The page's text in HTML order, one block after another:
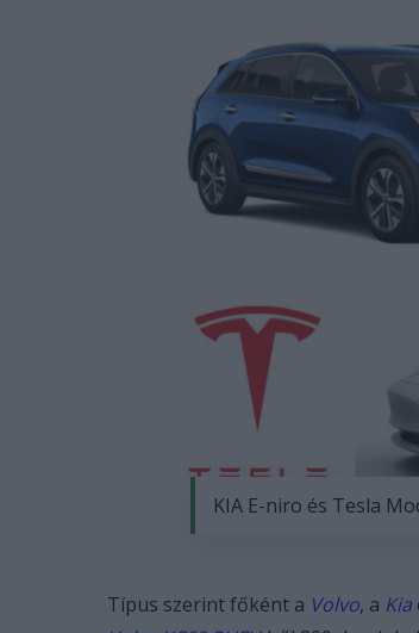
KIA E-niro és Tesla
Típus szerint főként a Volvo, a Kia